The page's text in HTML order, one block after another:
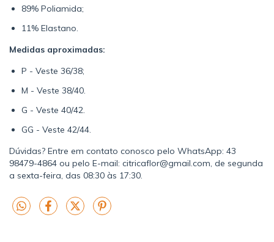
89% Poliamida;
11% Elastano.
Medidas aproximadas:
P - Veste 36/38;
M - Veste 38/40.
G - Veste 40/42.
GG - Veste 42/44.
Dúvidas? Entre em contato conosco pelo WhatsApp: 43
98479-4864 ou pelo E-mail: citricaflor@gmail.com, de segunda
a sexta-feira, das 08:30 às 17:30.